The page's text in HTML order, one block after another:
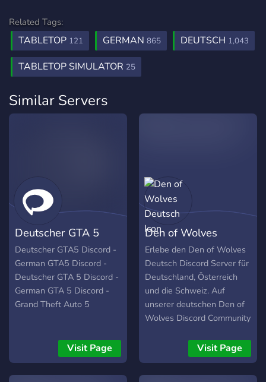
Related Tags:
TABLETOP 121 GERMAN 865 DEUTSCH 1,043
TABLETOP SIMULATOR 25
Similar Servers
Deutscher GTA 5
Discord
Deutscher GTA5 Discord -
German GTA5 Discord -
Deutscher GTA 5 Discord -
German GTA 5 Discord -
Grand Theft Auto 5
Visit Page
Den of Wolves
Deutsch
Erlebe den Den of Wolves
Deutsch Discord Server für
Deutschland, Österreich
und die Schweiz. Auf
unserer deutschen Den of
Wolves Discord Community
News, Updates, Antworten
auf Fragen und Leute zum
gemeinsamen Zocken.
Visit Page